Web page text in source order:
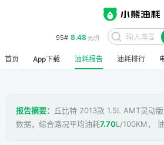
95# 8.48 元/升
首页 App下载 油耗报告 油耗排行
报告摘要： 丘比特 2013款 1.5L AMT灵动
数据，综合路况平均油耗7.70L/100KM，